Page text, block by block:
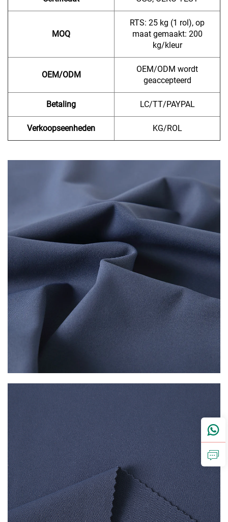
MOQ
RTS: 25 kg (1 rol), op
maat gemaakt: 200
kg/kleur
OEM/ODM
OEM/ODM wordt
geaccepteerd
Betaling LC/TT/PAYPAL
Verkoopseenheden KG/ROL